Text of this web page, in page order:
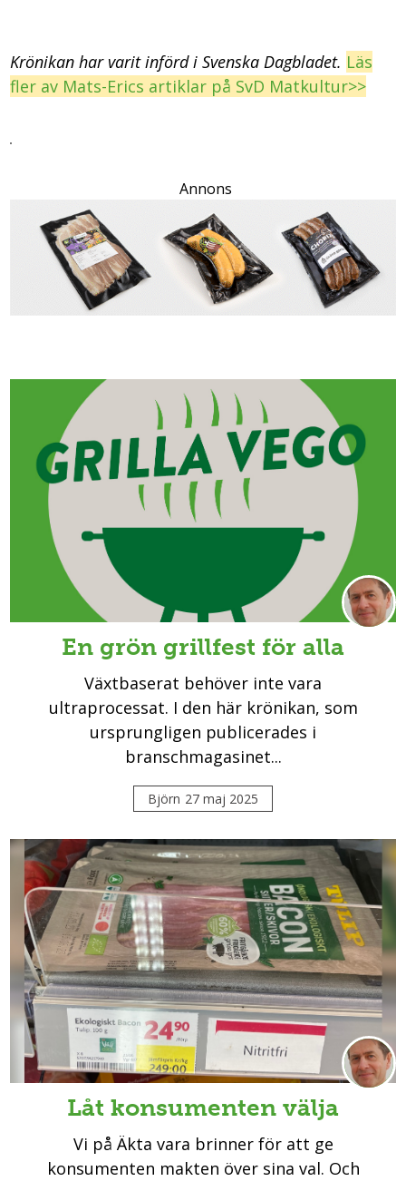
Krönikan har varit införd i Svenska Dagbladet. Läs
fler av Mats-Erics artiklar på SvD Matkultur>>
Annons
En grön grillfest för alla
Växtbaserat behöver inte vara
ultraprocessat. I den här krönikan, som
ursprungligen publicerades i
branschmagasinet...
Björn 27 maj 2025
Låt konsumenten välja
Vi på Äkta vara brinner för att ge
konsumenten makten över sina val. Och